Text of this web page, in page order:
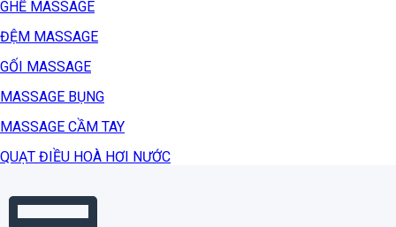
GHẾ MASSAGE
ĐỆM MASSAGE
GỐI MASSAGE
MASSAGE BỤNG
MASSAGE CẦM TAY
QUẠT ĐIỀU HOÀ HƠI NƯỚC